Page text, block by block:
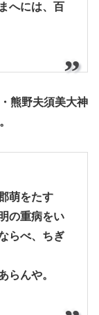
へには、百
熊野夫須美大神
萌をたす
の重病をい
らべ、ちぎ
らんや。